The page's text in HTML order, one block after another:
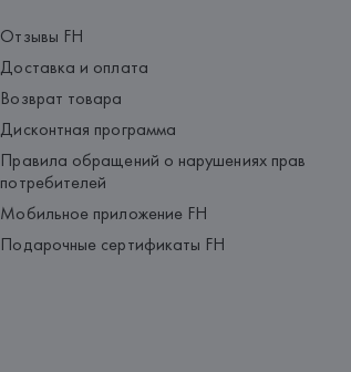
Отзывы FH
Доставка и оплата
Возврат товара
Дисконтная программа
Правила обращений о нарушениях прав
потребителей
Мобильное приложение FH
Подарочные сертификаты FH